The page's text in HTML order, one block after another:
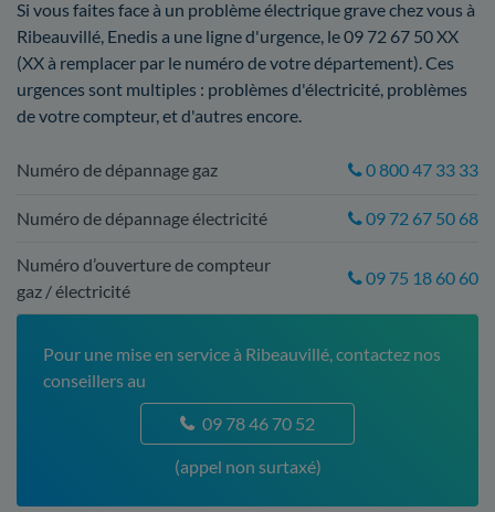
Si vous faites face à un problème électrique grave chez vous à
Ribeauvillé, Enedis a une ligne d'urgence, le 09 72 67 50 XX
(XX à remplacer par le numéro de votre département). Ces
urgences sont multiples : problèmes d'électricité, problèmes
de votre compteur, et d'autres encore.
Numéro de dépannage gaz 0 800 47 33 33
Numéro de dépannage électricité 09 72 67 50 68
Numéro d’ouverture de compteur
gaz / électricité
09 75 18 60 60
Pour une mise en service à Ribeauvillé, contactez nos
conseillers au
09 78 46 70 52
(appel non surtaxé)